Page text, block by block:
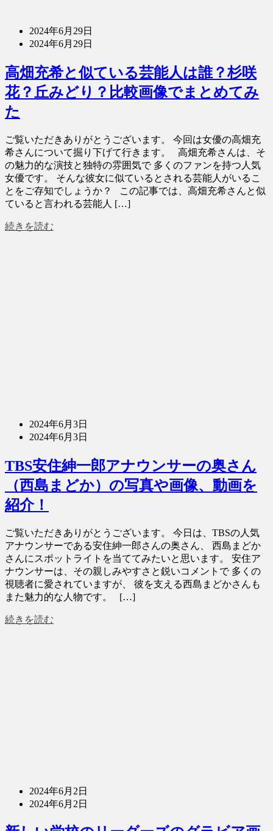
2024年6月29日
2024年6月29日
高畑充希と似ている芸能人は誰？杉咲
花？丘みどり？比較画像でまとめてみ
た
ご覧いただきありがとうございます。 今回は女優の高畑充
希さんについて掘り下げて行きます。 高畑充希さんは、そ
の魅力的な演技と独特の雰囲気で 多くのファンを持つ人気
女優です。 そんな彼女に似ているとされる芸能人がいるこ
とをご存知でしょうか？ この記事では、高畑充希さんと似
ていると言われる芸能人 […]
続きを読む
2024年6月3日
2024年6月3日
TBS安住紳一郎アナウンサーの奥さん
（西島まどか）の写真や画像、動画を
紹介！
ご覧いただきありがとうございます。 今日は、TBSの人気
アナウンサーである安住紳一郎さんの奥さん、 西島まどか
さんにスポットライトを当ててみたいと思います。 安住ア
ナウンサーは、その親しみやすさと鋭いコメントで 多くの
視聴者に愛されていますが、 彼を支える西島まどかさんも
また魅力的な人物です。 […]
続きを読む
2024年6月2日
2024年6月2日